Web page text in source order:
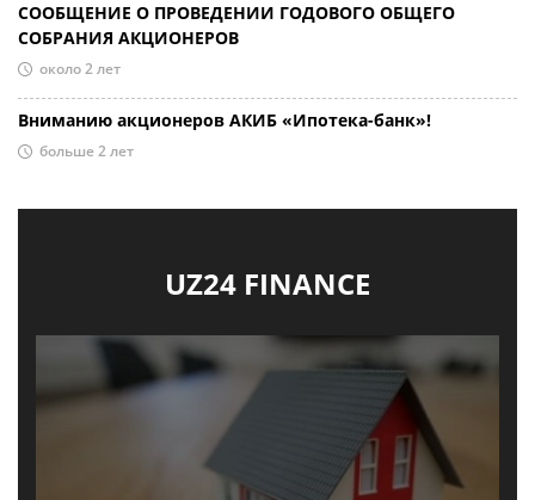
СООБЩЕНИЕ О ПРОВЕДЕНИИ ГОДОВОГО ОБЩЕГО
СОБРАНИЯ АКЦИОНЕРОВ
около 2 лет
Вниманию акционеров АКИБ «Ипотека-банк»!
больше 2 лет
UZ24 FINANCE